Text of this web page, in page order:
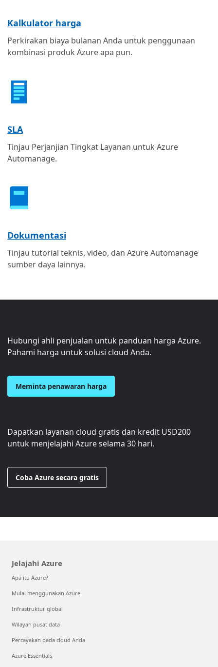
Kalkulator harga
Perkirakan biaya bulanan Anda untuk penggunaan
kombinasi produk Azure apa pun.
SLA
Tinjau Perjanjian Tingkat Layanan untuk Azure
Automanage.
Dokumentasi
Tinjau tutorial teknis, video, dan Azure Automanage
sumber daya lainnya.
Hubungi ahli penjualan untuk panduan harga Azure.
Pahami harga untuk solusi cloud Anda.
Meminta penawaran harga
Dapatkan layanan cloud gratis dan kredit USD200
untuk menjelajahi Azure selama 30 hari.
Coba Azure secara gratis
Jelajahi Azure
Apa itu Azure?
Mulai menggunakan Azure
Infrastruktur global
Wilayah pusat data
Percayakan pada cloud Anda
Azure Essentials